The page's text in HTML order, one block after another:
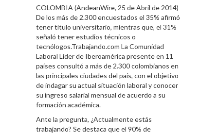
COLOMBIA (AndeanWire, 25 de Abril de 2014)
De los más de 2.300 encuestados el 35% afirmó
tener título universitario, mientras que, el 31%
señaló tener estudios técnicos o
tecnólogos.Trabajando.com La Comunidad
Laboral Líder de Iberoamérica presente en 11
países consultó a más de 2.300 colombianos en
las principales ciudades del país, con el objetivo
de indagar su actual situación laboral y conocer
su ingreso salarial mensual de acuerdo a su
formación académica.
Ante la pregunta, ¿Actualmente estás
trabajando? Se destaca que el 90% de